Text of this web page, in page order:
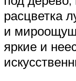
расцветка
и
яркие и